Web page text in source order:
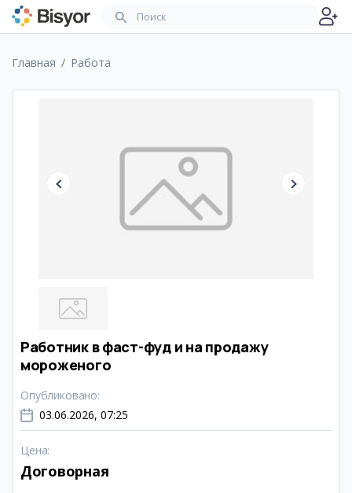
Главная Работа
Работник в фаст-фуд и на продажу
мороженого
Опубликовано:
03.06.2026, 07:25
Цена:
Договорная